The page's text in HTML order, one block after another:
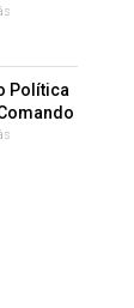
Política